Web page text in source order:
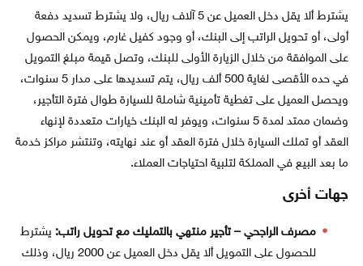
يشترط ألا يقل دخل العميل عن 5 آلاف ريال، ولا يشترط تسديد دفعة
أولى، أو تحويل الراتب إلى البنك، أو وجود كفيل غارم، ويمكن الحصول
على الموافقة من خلال الزيارة الأولى للبنك، وتصل قيمة مبلغ التمويل
في حده الأقصى لغاية 500 ألف ريال، يتم تسديدها على مدار 5 سنوات،
ويحصل العميل على تغطية تأمينية شاملة للسيارة طوال فترة التأجير،
وضمان ممتد لمدة 5 سنوات، ويوفر له البنك خيارات متعددة لإنهاء
العقد أو تملك السيارة خلال فترة العقد أو عند نهايته، وتنتشر مراكز خدمة
ما بعد البيع في المملكة لتلبية احتياجات العملاء.
جهات أخرى
مصرف الراجحي – تأجير منتهي بالتمليك مع تحويل راتب: يشترط
للحصول على التمويل ألا يقل دخل العميل عن 2000 ريال، وذلك